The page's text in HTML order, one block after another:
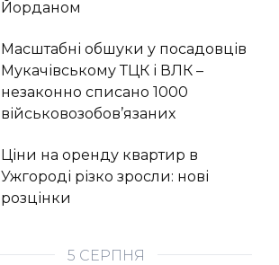
Йорданом
Масштабні обшуки у посадовців
Мукачівському ТЦК і ВЛК –
незаконно списано 1000
військовозобов’язаних
Ціни на оренду квартир в
Ужгороді різко зросли: нові
розцінки
5 СЕРПНЯ